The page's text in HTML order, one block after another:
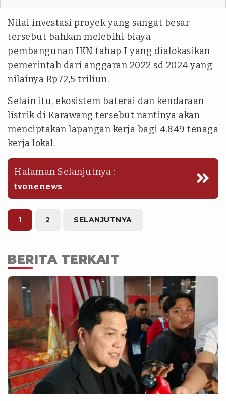
Nilai investasi proyek yang sangat besar
tersebut bahkan melebihi biaya
pembangunan IKN tahap I yang dialokasikan
pemerintah dari anggaran 2022 sd 2024 yang
nilainya Rp72,5 triliun.
Selain itu, ekosistem baterai dan kendaraan
listrik di Karawang tersebut nantinya akan
menciptakan lapangan kerja bagi 4.849 tenaga
kerja lokal.
Halaman Selanjutnya :
tvonenews
1 2 SELANJUTNYA
BERITA TERKAIT